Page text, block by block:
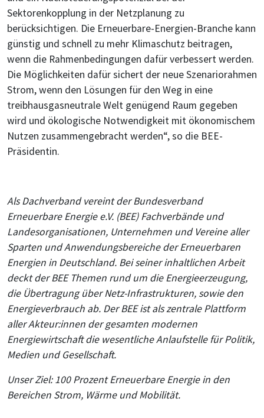
Sektorenkopplung in der Netzplanung zu
berücksichtigen. Die Erneuerbare-Energien-Branche kann
günstig und schnell zu mehr Klimaschutz beitragen,
wenn die Rahmenbedingungen dafür verbessert werden.
Die Möglichkeiten dafür sichert der neue Szenariorahmen
Strom, wenn den Lösungen für den Weg in eine
treibhausgasneutrale Welt genügend Raum gegeben
wird und ökologische Notwendigkeit mit ökonomischem
Nutzen zusammengebracht werden“, so die BEE-
Präsidentin.
Als Dachverband vereint der Bundesverband
Erneuerbare Energie e.V. (BEE) Fachverbände und
Landesorganisationen, Unternehmen und Vereine aller
Sparten und Anwendungsbereiche der Erneuerbaren
Energien in Deutschland. Bei seiner inhaltlichen Arbeit
deckt der BEE Themen rund um die Energieerzeugung,
die Übertragung über Netz-Infrastrukturen, sowie den
Energieverbrauch ab. Der BEE ist als zentrale Plattform
aller Akteur:innen der gesamten modernen
Energiewirtschaft die wesentliche Anlaufstelle für Politik,
Medien und Gesellschaft.
Unser Ziel: 100 Prozent Erneuerbare Energie in den
Bereichen Strom, Wärme und Mobilität.